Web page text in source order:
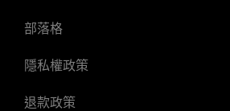
部落格
隱私權政策
退款政策